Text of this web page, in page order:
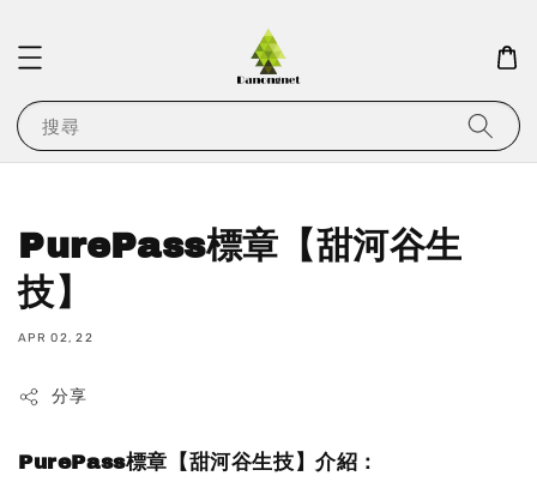
搜尋
PurePass標章【甜河谷生
技】
APR 02, 22
分享
PurePass標章【甜河谷生技】介紹：